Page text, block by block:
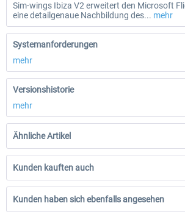
Sim-wings Ibiza V2 erweitert den Microsoft
eine detailgenaue Nachbildung des... mehr
Systemanforderungen
mehr
Versionshistorie
mehr
Ähnliche Artikel
Kunden kauften auch
Kunden haben sich ebenfalls angesehen